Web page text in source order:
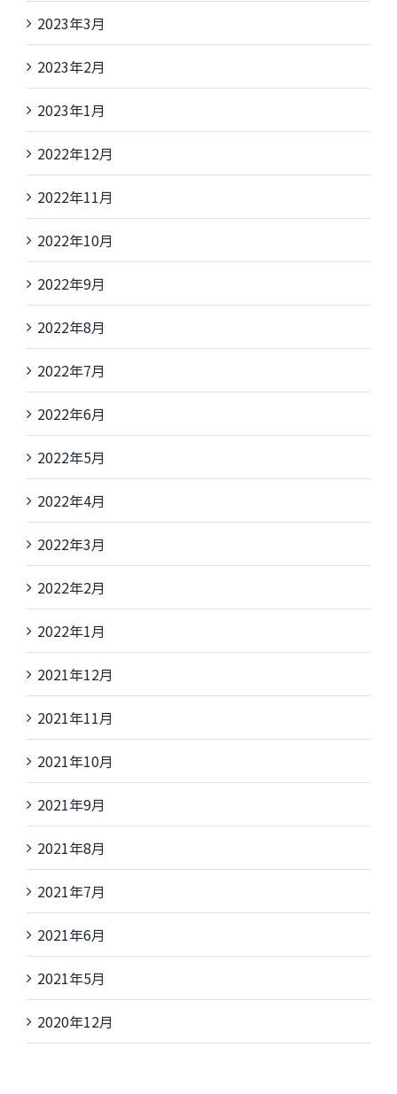
2023年3月
2023年2月
2023年1月
2022年12月
2022年11月
2022年10月
2022年9月
2022年8月
2022年7月
2022年6月
2022年5月
2022年4月
2022年3月
2022年2月
2022年1月
2021年12月
2021年11月
2021年10月
2021年9月
2021年8月
2021年7月
2021年6月
2021年5月
2020年12月